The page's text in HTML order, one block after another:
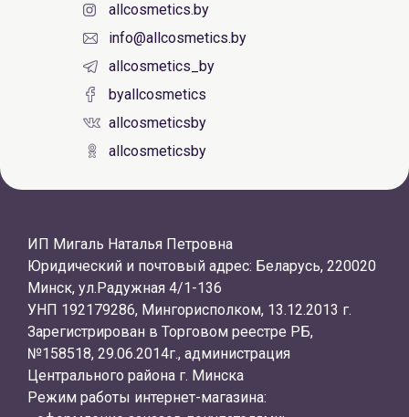
allcosmetics.by
info@allcosmetics.by
allcosmetics_by
byallcosmetics
allcosmeticsby
allcosmeticsby
ИП Мигаль Наталья Петровна
Юридический и почтовый адрес: Беларусь, 220020
Минск, ул.Радужная 4/1-136
УНП 192179286, Мингорисполком, 13.12.2013 г.
Зарегистрирован в Торговом реестре РБ,
№158518, 29.06.2014г., администрация
Центрального района г. Минска
Режим работы интернет-магазина: